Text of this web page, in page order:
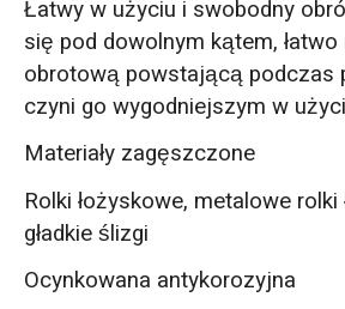
Łatwy w użyciu i swobodny
się pod dowolnym kątem, łatwo
obrotową powstającą podczas
czyni go wygodniejszym w
Materiały zagęszczone
Rolki łożyskowe, metalowe rolki
gładkie ślizgi
Ocynkowana antykorozyjna